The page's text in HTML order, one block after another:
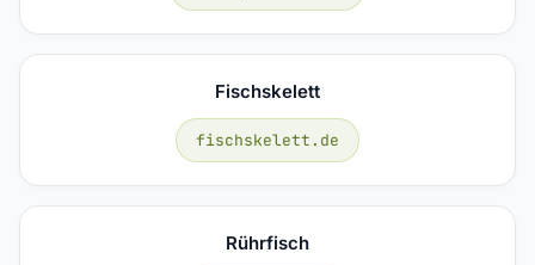
Fischskelett
fischskelett.de
Rührfisch